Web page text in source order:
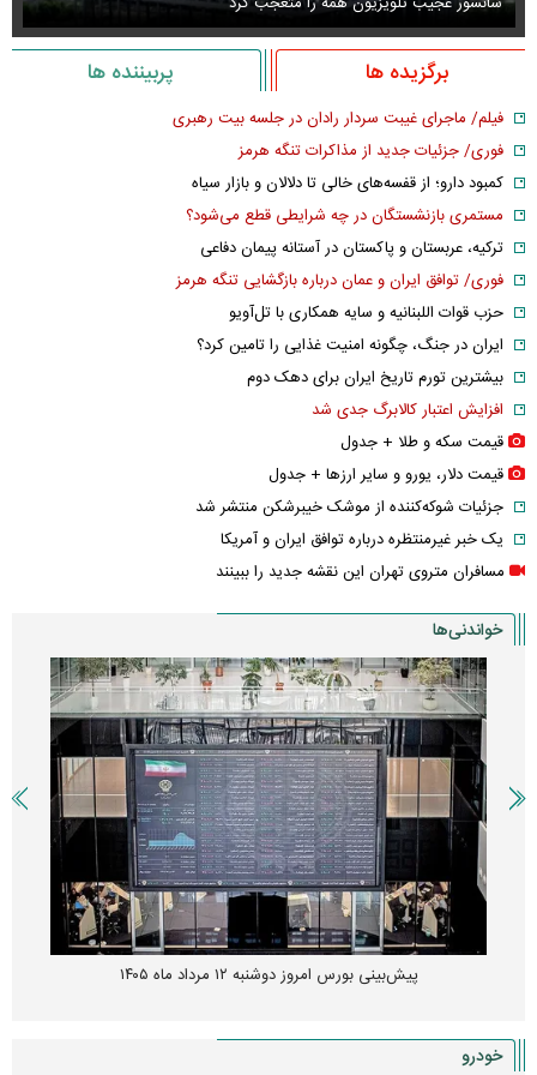
برگزیده ها پربیننده ها
فیلم/ ماجرای غیبت سردار رادان در جلسه بیت رهبری
فوری/ جزئیات جدید از مذاکرات تنگه هرمز
کمبود دارو؛ از قفسه‌های خالی تا دلالان و بازار سیاه
مستمری بازنشستگان در چه شرایطی قطع می‌شود؟
ترکیه، عربستان و پاکستان در آستانه پیمان دفاعی
فوری/ توافق ایران و عمان درباره بازگشایی تنگه هرمز
حزب قوات اللبنانیه و سایه همکاری با تل‌آویو
ایران در جنگ، چگونه امنیت غذایی را تامین کرد؟
بیشترین تورم تاریخ ایران برای دهک دوم
افزایش اعتبار کالابرگ جدی شد
قیمت سکه و طلا + جدول
قیمت دلار، یورو و سایر ارز‌ها + جدول
جزئیات شوکه‌کننده از موشک خیبرشکن منتشر شد
یک خبر غیرمنتظره درباره توافق ایران و آمریکا
مسافران متروی تهران این نقشه جدید را ببینند
خواندنی‌ها
پیش‌بینی بورس امروز دوشنبه ۱۲ مرداد ماه ۱۴۰۵
خودرو